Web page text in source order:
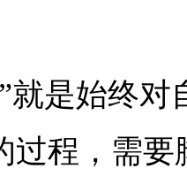
就是始终
过程，需